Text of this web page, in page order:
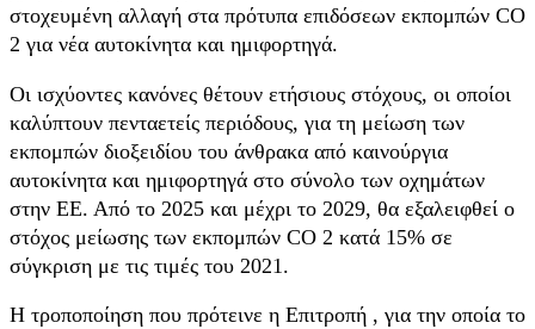
στοχευμένη αλλαγή στα πρότυπα επιδόσεων εκπομπών CO
2 για νέα αυτοκίνητα και ημιφορτηγά.
Οι ισχύοντες κανόνες θέτουν ετήσιους στόχους, οι οποίοι
καλύπτουν πενταετείς περιόδους, για τη μείωση των
εκπομπών διοξειδίου του άνθρακα από καινούργια
αυτοκίνητα και ημιφορτηγά στο σύνολο των οχημάτων
στην ΕΕ. Από το 2025 και μέχρι το 2029, θα εξαλειφθεί ο
στόχος μείωσης των εκπομπών CO 2 κατά 15% σε
σύγκριση με τις τιμές του 2021.
Η τροποποίηση που πρότεινε η Επιτροπή , για την οποία το